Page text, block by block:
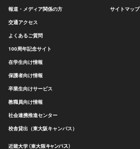
報道・メディア関係の方
交通アクセス
よくあるご質問
100周年記念サイト
在学生向け情報
保護者向け情報
卒業生向けサービス
教職員向け情報
社会連携推進センター
校舎貸出（東大阪キャンパス）
サイトマップ
近畿大学（東大阪キャンパス）